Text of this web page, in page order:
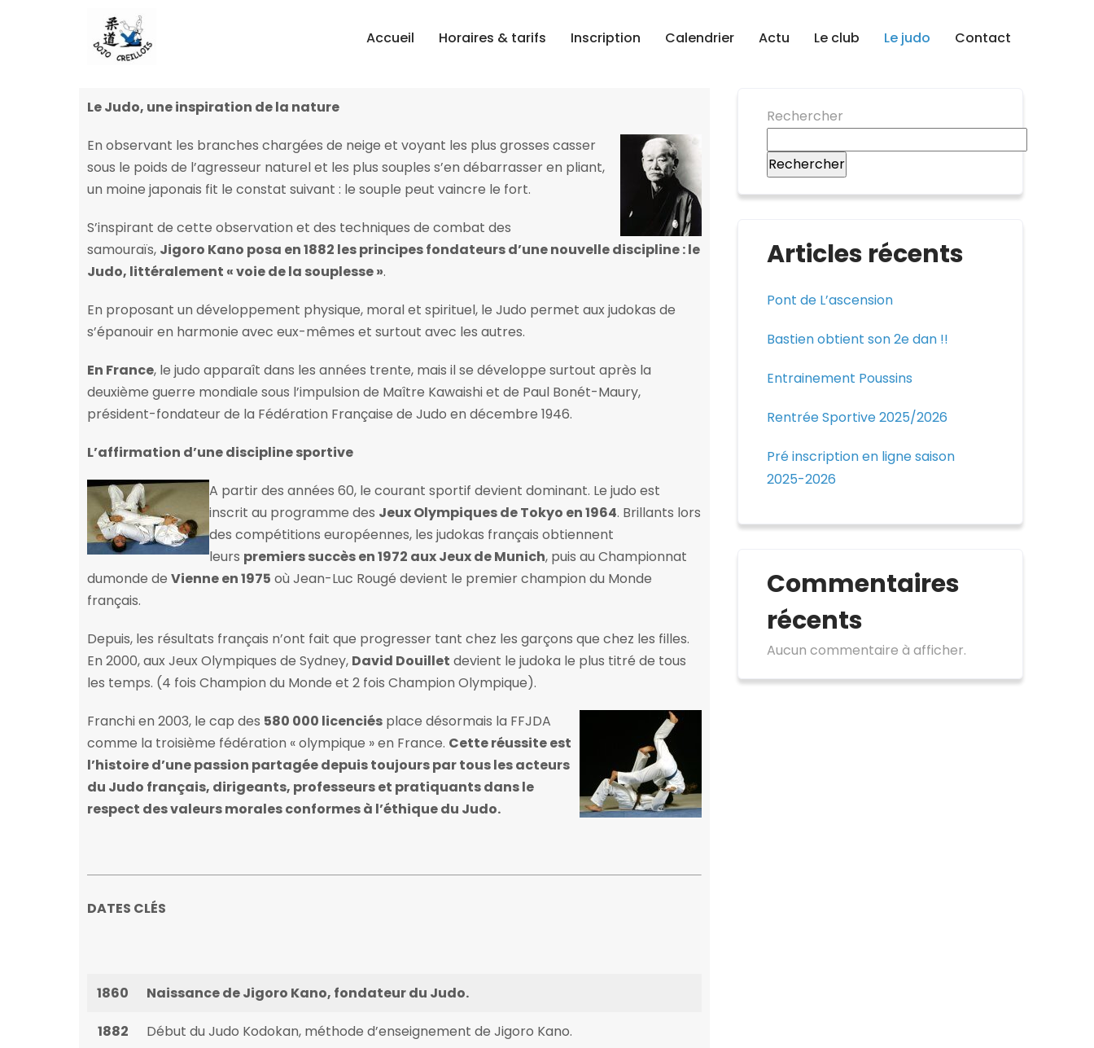
Accueil Horaires & tarifs Inscription Calendrier Actu Le club Le judo Contact
Le Judo, une inspiration de la nature
En observant les branches chargées de neige et voyant les plus grosses casser
sous le poids de l’agresseur naturel et les plus souples s’en débarrasser en pliant,
un moine japonais fit le constat suivant : le souple peut vaincre le fort.
S’inspirant de cette observation et des techniques de combat des
samouraïs, Jigoro Kano posa en 1882 les principes fondateurs d’une nouvelle discipline : le
Judo, littéralement « voie de la souplesse ».
En proposant un développement physique, moral et spirituel, le Judo permet aux judokas de
s’épanouir en harmonie avec eux-mêmes et surtout avec les autres.
En France, le judo apparaît dans les années trente, mais il se développe surtout après la
deuxième guerre mondiale sous l’impulsion de Maître Kawaishi et de Paul Bonét-Maury,
président-fondateur de la Fédération Française de Judo en décembre 1946.
L’affirmation d’une discipline sportive
A partir des années 60, le courant sportif devient dominant. Le judo est
inscrit au programme des Jeux Olympiques de Tokyo en 1964. Brillants lors
des compétitions européennes, les judokas français obtiennent
leurs premiers succès en 1972 aux Jeux de Munich, puis au Championnat
dumonde de Vienne en 1975 où Jean-Luc Rougé devient le premier champion du Monde
français.
Depuis, les résultats français n’ont fait que progresser tant chez les garçons que chez les filles.
En 2000, aux Jeux Olympiques de Sydney, David Douillet devient le judoka le plus titré de tous
les temps. (4 fois Champion du Monde et 2 fois Champion Olympique).
Franchi en 2003, le cap des 580 000 licenciés place désormais la FFJDA
comme la troisième fédération « olympique » en France. Cette réussite est
l’histoire d’une passion partagée depuis toujours par tous les acteurs
du Judo français, dirigeants, professeurs et pratiquants dans le
respect des valeurs morales conformes à l’éthique du Judo.
DATES CLÉS
1860 Naissance de Jigoro Kano, fondateur du Judo.
1882 Début du Judo Kodokan, méthode d’enseignement de Jigoro Kano.
Rechercher
Rechercher
Articles récents
Pont de L’ascension
Bastien obtient son 2e dan !!
Entrainement Poussins
Rentrée Sportive 2025/2026
Pré inscription en ligne saison
2025-2026
Commentaires
récents
Aucun commentaire à afficher.